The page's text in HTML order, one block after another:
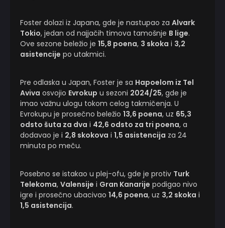
Foster dolazi iz Japana, gde je nastupao za Alvark
Tokio, jedan od najjačih timova tamošnje B lige.
Ove sezone beležio je 15,8 poena, 3 skoka i 3,2
asistencije po utakmici.
Pre odlaska u Japan, Foster je sa Hapoelom iz Tel
Aviva osvojio Evrokup u sezoni 2024/25, gde je
imao važnu ulogu tokom celog takmičenja. U
Evrokupu je prosečno beležio 13,6 poena, uz 65,3
odsto šuta za dva i 42,6 odsto za tri poena, a
dodavao je i 2,8 skokova i 1,5 asistencija za 24
minuta po meču.
Posebno se istakao u plej-ofu, gde je protiv Turk
Telekoma, Valensije i Gran Kanarije podigao nivo
igre i prosečno ubacivao 14,6 poena, uz 3,2 skoka i
1,5 asistencija.